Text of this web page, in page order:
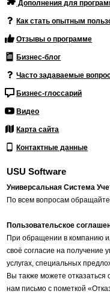
Дополнения для
Как стать опытным
Отзывы о программе
Бизнес-блог
Часто задаваемые
Бизнес-глоссарий
Видео
Карта сайта
Контактные данные
USU Software
Универсальная Система
По всем вопросам
Пользовательское
При обращении в компанию
своё согласие на получение
услугах, специальных
Вы также можете
нам письмо с пометкой